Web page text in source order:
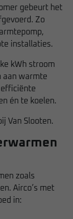
gebeurt het
Zo
installaties.
kWh stroom
aan warmte
efficiënte
én te koelen.
Van Slooten.
zoals
Airco’s met
in: